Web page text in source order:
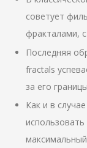
советует
фракталами,
Последняя
fractals
за его
Как и в